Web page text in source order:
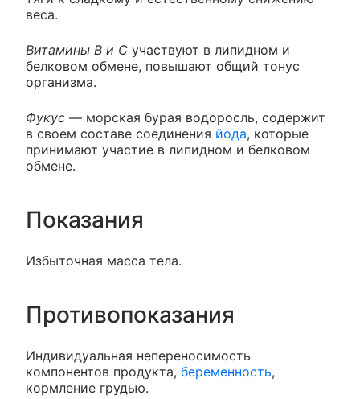
веса.
Витамины В и С участвуют в липидном и
белковом обмене, повышают общий тонус
организма.
Фукус — морская бурая водоросль, содержит
в своем составе соединения йода, которые
принимают участие в липидном и белковом
обмене.
Показания
Избыточная масса тела.
Противопоказания
Индивидуальная непереносимость
компонентов продукта, беременность,
кормление грудью.